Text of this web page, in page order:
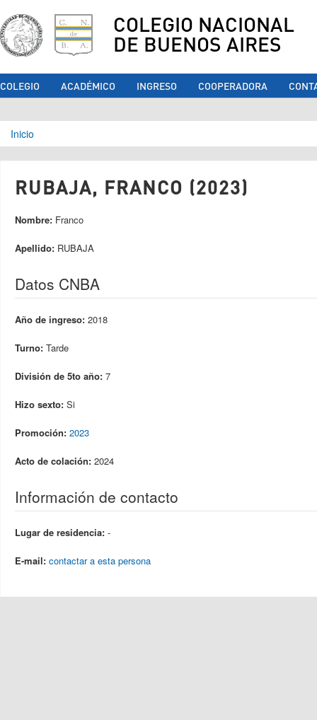
COLEGIO NACIONAL
DE BUENOS AIRES
COLEGIO ACADÉMICO INGRESO COOPERADORA
Se encuentra usted aquí
Inicio
RUBAJA, FRANCO (2023)
Nombre: Franco
Apellido: RUBAJA
Datos CNBA
Año de ingreso: 2018
Turno: Tarde
División de 5to año: 7
Hizo sexto: Si
Promoción: 2023
Acto de colación: 2024
Información de contacto
Lugar de residencia: -
E-mail: contactar a esta persona